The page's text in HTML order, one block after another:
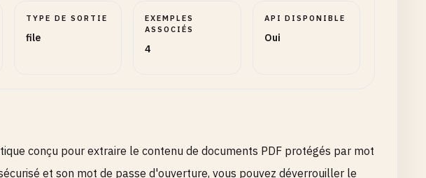
TYPE DE SORTIE
file
EXEMPLES
ASSOCIÉS
4
API DISPONIBLE
Oui
conçu pour extraire le contenu de documents PDF protégés par mot
et son mot de passe d'ouverture, vous pouvez déverrouiller le